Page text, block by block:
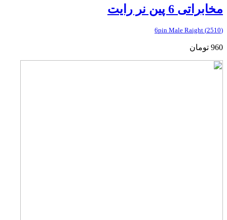
مخابراتی 6 پین نر رایت
(2510) 6pin Male Raight
960 تومان